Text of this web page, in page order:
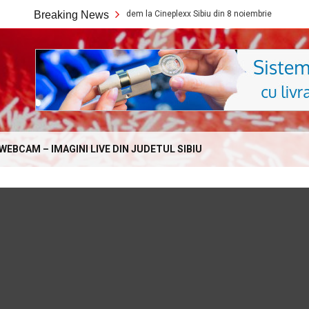
Breaking News
Ce filme noi vedem la Cineplexx Sibiu din 8 noiembrie
– IMAGINI LIVE DIN JUDETUL SIBIU